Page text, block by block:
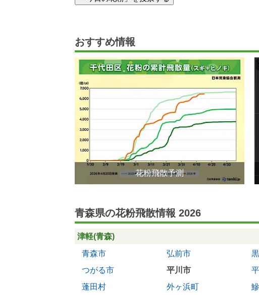
おすすめ情報
花粉飛散予測
青森県の花粉飛散情報 2026
津軽(青森)
青森市
弘前市
つがる市
平川市
蓬田村
外ヶ浜町